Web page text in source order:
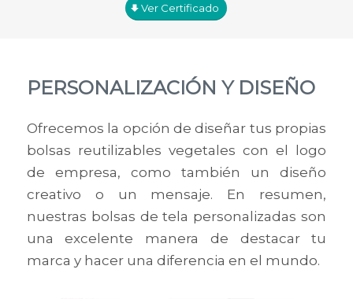
Ver Certificado
PERSONALIZACIÓN Y DISEÑO
Ofrecemos la opción de diseñar tus propias
bolsas reutilizables vegetales con el logo
de empresa, como también un diseño
creativo o un mensaje. En resumen,
nuestras bolsas de tela personalizadas son
una excelente manera de destacar tu
marca y hacer una diferencia en el mundo.